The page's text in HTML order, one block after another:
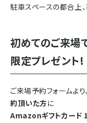
駐車スペースの都合上
初めてのご来場
限定プレゼント!
ご来場予約フォームより、
約頂いた方に
Amazonギフトカード